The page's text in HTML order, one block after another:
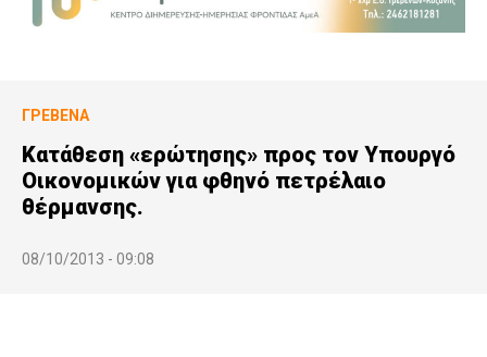
ΓΡΕΒΕΝΆ
Κατάθεση «ερώτησης» προς τον Υπουργό
Οικονομικών για φθηνό πετρέλαιο
θέρμανσης.
08/10/2013 - 09:08